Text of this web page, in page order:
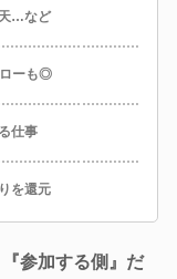
天…など
ローも◎
仕事
を還元
参加する側』だ